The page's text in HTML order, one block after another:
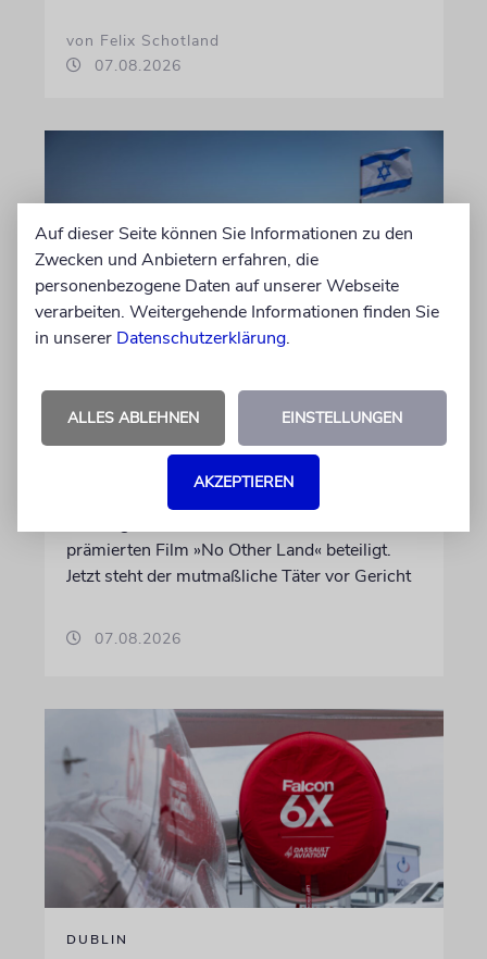
von Felix Schotland
07.08.2026
Israelischer Siedler wegen
Tötung eines Palästinensers
angeklagt
prämierten Film »No Other Land« beteiligt.
Jetzt steht der mutmaßliche Täter vor Gericht
07.08.2026
DUBLIN
Auf dieser Seite können Sie Informationen zu den
Zwecken und Anbietern erfahren, die
personenbezogene Daten auf unserer Webseite
verarbeiten. Weitergehende Informationen finden Sie
in unserer Datenschutzerklärung.
ALLES ABLEHNEN EINSTELLUNGEN
AKZEPTIEREN